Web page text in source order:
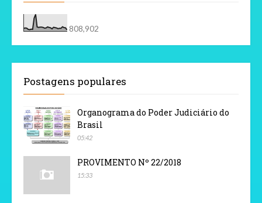
808,902
Postagens populares
Organograma do Poder Judiciário do
Brasil
05:42
PROVIMENTO Nº 22/2018
15:33